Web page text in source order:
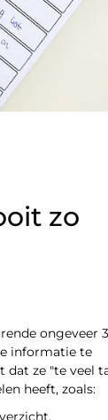
zo
ongeveer
informatie te
dat ze "te veel
heeft, zoals: